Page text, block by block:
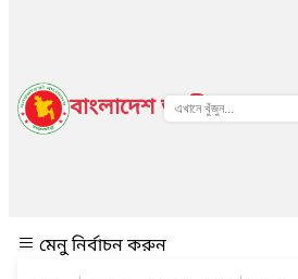
বাংলাদেশ জাতীয় তথ্য
মেনু নির্বাচন করুন